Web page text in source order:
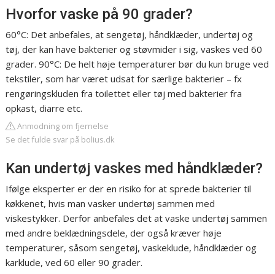
Hvorfor vaske på 90 grader?
60°C: Det anbefales, at sengetøj, håndklæder, undertøj og
tøj, der kan have bakterier og støvmider i sig, vaskes ved 60
grader. 90°C: De helt høje temperaturer bør du kun bruge ved
tekstiler, som har været udsat for særlige bakterier – fx
rengøringskluden fra toilettet eller tøj med bakterier fra
opkast, diarre etc.
Anmodning om fjernelse
Se det fulde svar på bolius.dk
Kan undertøj vaskes med håndklæder?
Ifølge eksperter er der en risiko for at sprede bakterier til
køkkenet, hvis man vasker undertøj sammen med
viskestykker. Derfor anbefales det at vaske undertøj sammen
med andre beklædningsdele, der også kræver høje
temperaturer, såsom sengetøj, vaskeklude, håndklæder og
karklude, ved 60 eller 90 grader.